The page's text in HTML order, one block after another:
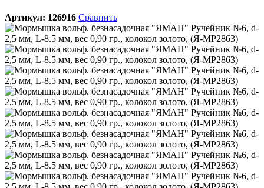
Артикул: 126916 Сравнить